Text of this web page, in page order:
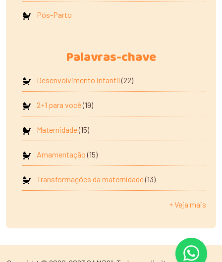
Pós-Parto
Palavras-chave
Desenvolvimento infantil(22)
2+1 para você(19)
Maternidade(15)
Amamentação(15)
Transformações da maternidade(13)
+ Veja mais